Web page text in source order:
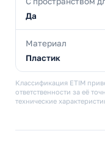
Да
Материал
Пластик
Классификация ETIM
ответственности за её
технические